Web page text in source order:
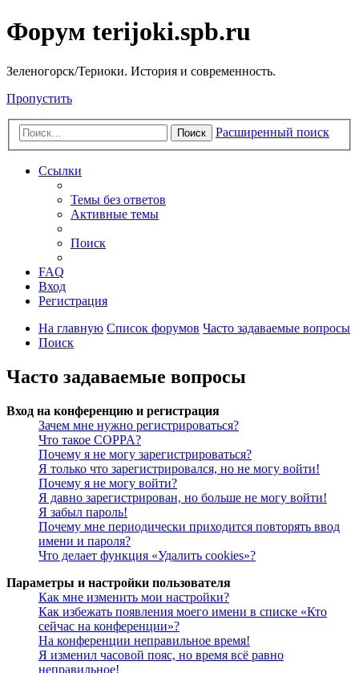
Форум terijoki.spb.ru
Зеленогорск/Териоки. История и современность.
Пропустить
Поиск Расширенный поиск
Ссылки
Темы без ответов
Активные темы
Поиск
FAQ
Вход
Регистрация
На главную Список форумов Часто задаваемые вопросы
Поиск
Часто задаваемые вопросы
Вход на конференцию и регистрация
Зачем мне нужно регистрироваться?
Что такое COPPA?
Почему я не могу зарегистрироваться?
Я только что зарегистрировался, но не могу войти!
Почему я не могу войти?
Я давно зарегистрирован, но больше не могу войти!
Я забыл пароль!
Почему мне периодически приходится повторять ввод
имени и пароля?
Что делает функция «Удалить cookies»?
Параметры и настройки пользователя
Как мне изменить мои настройки?
Как избежать появления моего имени в списке «Кто
сейчас на конференции»?
На конференции неправильное время!
Я изменил часовой пояс, но время всё равно
неправильное!